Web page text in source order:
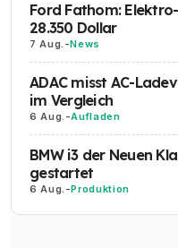
Ford Fathom:
28.350 Dollar
7 Aug. -News
ADAC misst AC-
im Vergleich
6 Aug. -Aufladen
BMW i3 der Neuen
gestartet
6 Aug. -Produktion